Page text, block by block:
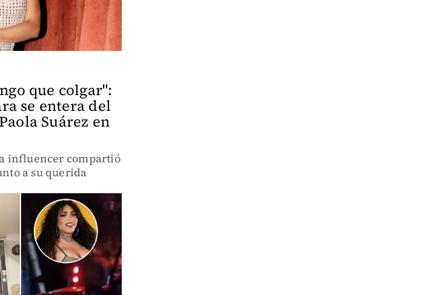
que colgar":
se entera del
Suárez en
influencer compartió
a su querida